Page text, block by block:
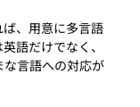
、用意に多言語
語だけでなく、
言語への対応が